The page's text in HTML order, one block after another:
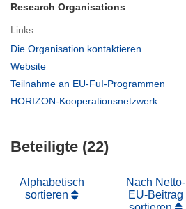
Research Organisations
Links
Die Organisation kontaktieren
Website
in
Fenster)
Teilnahme an EU-FuI-Programmen
HORIZON-Kooperationsnetzwerk
Beteiligte (22)
Alphabetisch
sortieren
Nach Netto-
EU-Beitrag